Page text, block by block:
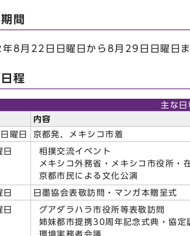
間
8月22日日曜日から8月29日日曜日
程
主な日
内容
曜日
京都発，メキシコ市着
相撲交流イベント
メキシコ外務省・メキシコ市役所・
京都市民による文化公演
日墨協会表敬訪問・マンガ本贈呈式
グアダラハラ市役所等表敬訪問
姉妹都市提携30周年記念式典・協定
環境実務者会議